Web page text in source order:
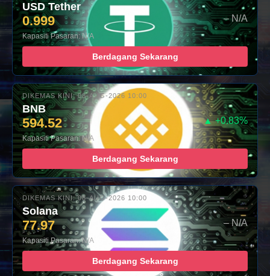
USD Tether
0.999 – N/A
Kapasiti Pasaran: N/A
Berdagang Sekarang
DIKEMAS KINI: 08-AUG-2026 10:00
BNB
594.52 ▲ +0.83%
Kapasiti Pasaran: N/A
Berdagang Sekarang
DIKEMAS KINI: 08-AUG-2026 10:00
Solana
77.97 – N/A
Kapasiti Pasaran: N/A
Berdagang Sekarang